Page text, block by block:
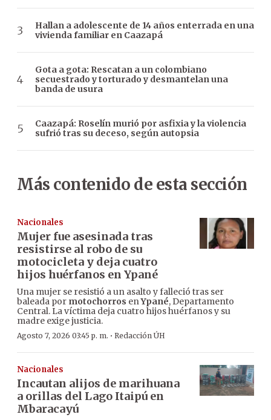
Hallan a adolescente de 14 años enterrada en una
vivienda familiar en Caazapá
Gota a gota: Rescatan a un colombiano
secuestrado y torturado y desmantelan una
banda de usura
Caazapá: Roselín murió por asfixia y la violencia
sufrió tras su deceso, según autopsia
Más contenido de esta sección
Nacionales
Mujer fue asesinada tras
resistirse al robo de su
motocicleta y deja cuatro
hijos huérfanos en Ypané
Una mujer se resistió a un asalto y falleció tras ser
baleada por motochorros enYpané, Departamento
Central. La víctima deja cuatro hijos huérfanos y su
madre exige justicia.
Agosto 7, 2026 03:45 p. m. · Redacción ÚH
Nacionales
Incautan alijos de marihuana
a orillas del Lago Itaipú en
Mbaracayú